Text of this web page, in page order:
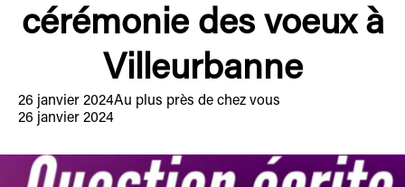
cérémonie des voeux à
Villeurbanne
26 janvier 2024Au plus près de chez vous
26 janvier 2024